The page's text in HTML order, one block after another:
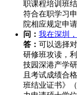
职课程培训班
符合在职学习
院相应规定申
问： 我在深圳
答： 可以选择
研修班攻读，
技园深港产学
且考试成绩合
班结业证书》